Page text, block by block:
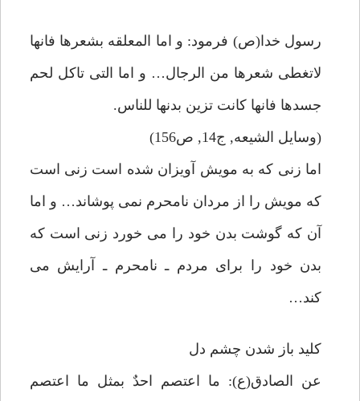
رسول خدا(ص) فرمود: و اما المعلقه بشعرها فانها
لاتغطى شعرها من الرجال… و اما التى تاكل لحم
جسدها فانها كانت تزين بدنها للناس.
(وسايل الشيعه, ج14, ص156)
اما زنى كه به مويش آويزان شده است زنى است
كه مويش را از مردان نامحرم نمى پوشاند… و اما
آن كه گوشت بدن خود را مى خورد زنى است كه
بدن خود را براى مردم ـ نامحرم ـ آرايش مى
كند…
كليد باز شدن چشم دل
عن الصادق(ع): ما اعتصم احدٌ بمثل ما اعتصم